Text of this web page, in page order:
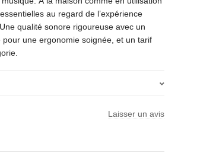
au regard de l’expérience
qualité sonore rigoureuse avec un
une ergonomie soignée, et un tarif
Laisser un avis